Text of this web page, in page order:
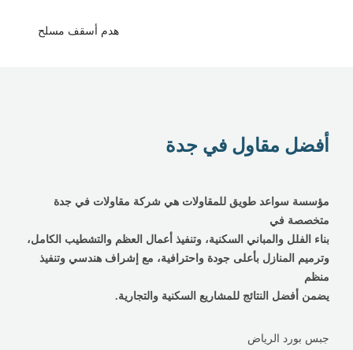
هدم أسقف مسلح
أفضل مقاول في جدة
مؤسسة سواعد طويق للمقاولات هي شركة مقاولات في جدة
متخصصة في
بناء الفلل والمباني السكنية، وتنفيذ أعمال العظم والتشطيب الكامل،
وترميم المنازل بأعلى جودة واحترافية، مع إشراف هندسي وتنفيذ
منظم
يضمن أفضل النتائج للمشاريع السكنية والتجارية.
جبس بورد الرياض